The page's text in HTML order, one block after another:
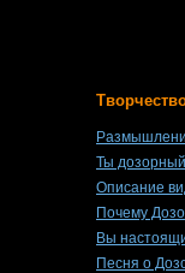
Ты
Описание
Почему
Вы
Песня о